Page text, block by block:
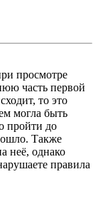
просмотре
часть первой
то это
могла быть
пройти до
Также
неё, однако
правила